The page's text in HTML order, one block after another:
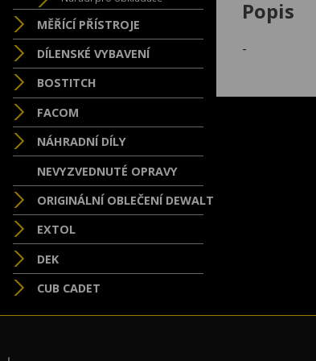
MĚŘÍCÍ PŘÍSTROJE
DÍLENSKÉ VYBAVENÍ
BOSTITCH
FACOM
NÁHRADNÍ DÍLY
NEVYZVEDNUTÉ OPRAVY
ORIGINÁLNÍ OBLEČENÍ DEWALT
EXTOL
DEK
CUB CADET
Popis
-